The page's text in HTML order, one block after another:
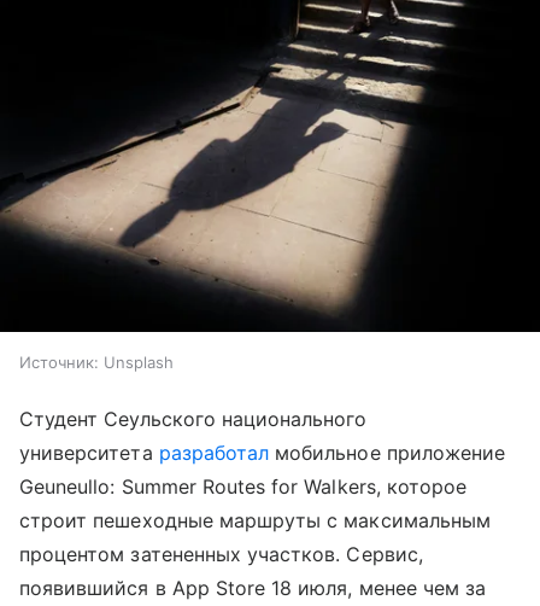
Источник: Unsplash
Студент Сеульского национального
университета разработал мобильное приложение
Geuneullo: Summer Routes for Walkers, которое
строит пешеходные маршруты с максимальным
процентом затененных участков. Сервис,
появившийся в App Store 18 июля, менее чем за